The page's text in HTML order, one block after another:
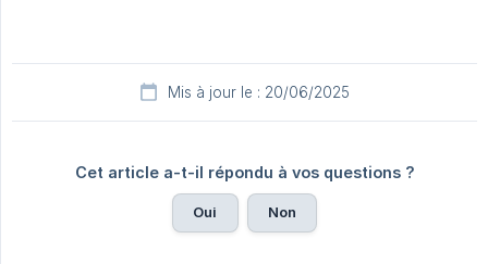
Mis à jour le : 20/06/2025
Cet article a-t-il répondu à vos questions ?
Oui Non